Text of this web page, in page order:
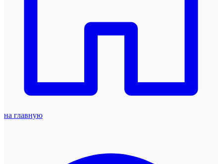
на главную